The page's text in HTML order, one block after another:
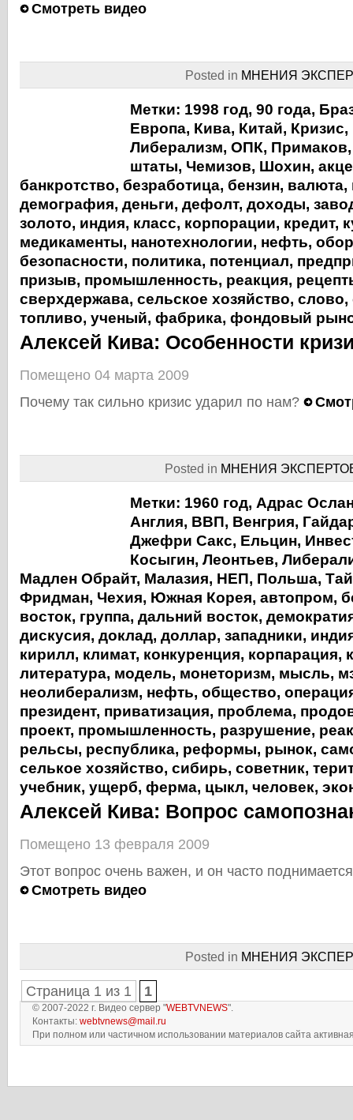
Смотреть видео
Posted in МНЕНИЯ
Метки: 1998 год, 90 года,
Европа, Кива, Китай, Кризис,
Либерализм, ОПК, Примаков
штаты, Чемизов, Шохин,
банкротство, безработица, бензин, валюта,
демография, деньги, дефолт, доходы,
золото, индия, класс, корпорации, кредит,
медикаменты, нанотехнологии, нефть,
безопасности, политика, потенциал,
призыв, промышленность, реакция,
сверхдержава, сельское хозяйство, слово,
топливо, ученый, фабрика, фондовый
Алексей Кива: Особенности
Помещено 04 марта 2009
Почему так сильно кризис ударил по нам?
Posted in МНЕНИЯ
Метки: 1960 год, Адрас
Англия, ВВП, Венгрия,
Джефри Сакс, Ельцин,
Косыгин, Леонтьев,
Мадлен Обрайт, Малазия, НЕП, Польша,
Фридман, Чехия, Южная Корея, автопром,
восток, группа, дальний восток,
дискусия, доклад, доллар, западники,
кирилл, климат, конкуренция, корпарация,
литература, модель, монеторизм, мысль,
неолиберализм, нефть, общество,
президент, приватизация, проблема,
проект, промышленность, разрушение,
рельсы, республика, реформы, рынок,
селькое хозяйство, сибирь, советник,
учебник, ущерб, ферма, цыкл, человек,
Алексей Кива: Вопрос
Помещено 13 февраля 2009
Этот вопрос очень важен, и он часто
Смотреть видео
Posted in МНЕНИЯ
Страница 1 из 1 1
© 2007-2022 г. Видео сервер "WEBTVNEWS".
Контакты: webtvnews@mail.ru
При полном или частичном использовании материалов сайта